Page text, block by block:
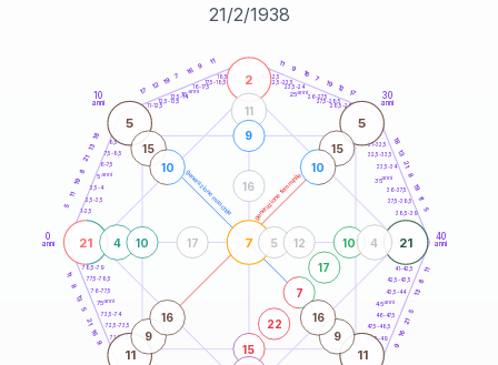
21/2/1938
generazione maschile generazione femminile
0
anni
10
anni
30
anni
40
anni
1-2,5
2,5-3,5
3,5-4
6-7,5
7,5-8,5
8,5-9
11-12,5
12,5-13,5
13,5-14
16-17,5
17,5-18,5
18,5-19 21-22,5
22,5-23,5
23,5-24
26-27,5
27,5-28,5
28,5-29
31-32,5
32,5-33,5
33,5-34
36-37,5
37,5-38,5
38,5-39
41-42,5
42,5-43,5
43,5-44
46-47,5
47,5-48,5
48,5-49
71-72,5
72,5-73,5
73,5-74
76-77,5
77,5-78,5
78,5-79
5
11
19
8
21
13
18
17
12
19 7
16 9
11 11
9
16 7
19 12
17
18
13
21
8
19
11
5
11
8
13
5
21
16
9
9
16
21
5
13
8
11
21
2
21
7
5 5
11 11
15
22
7
17
10
4
11
4
10
9
5 12
17
16
15
10
15
10
9
16
9
16
5anni
15 anni 25anni
35anni
45anni
75anni